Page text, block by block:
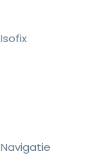
Isofix
Navigatie